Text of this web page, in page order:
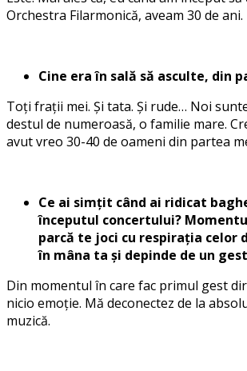
Orchestra Filarmonică, aveam 30 de ani.
Cine era în sală să asculte, din
Toți frații mei. Și tata. Și rude… Noi
destul de numeroasă, o familie mare.
avut vreo 30-40 de oameni din partea
Ce ai simțit când ai ridicat
începutul concertului?
parcă te joci cu respirația celor
în mâna ta și depinde de un
Din momentul în care fac primul gest
nicio emoție. Mă deconectez de la
muzică.